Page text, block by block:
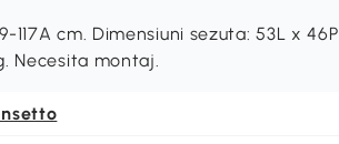
117A cm. Dimensiuni sezuta: 53L x 46P
Necesita montaj.